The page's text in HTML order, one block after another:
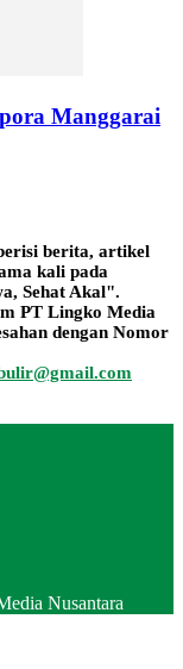
Manggarai
berita, artikel
kali pada
Sehat Akal".
PT Lingko Media
dengan Nomor
Nusantara